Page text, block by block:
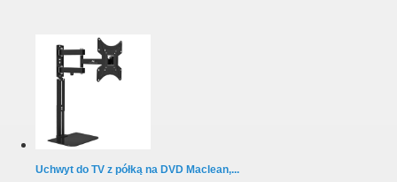
Uchwyt do TV z półką na DVD Maclean,...